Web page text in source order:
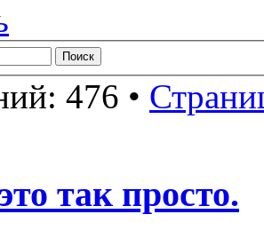
476 •
так просто.